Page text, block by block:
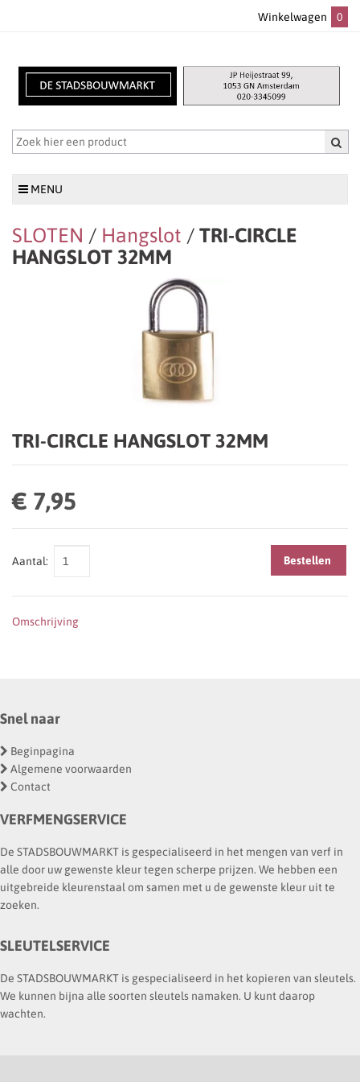
Winkelwagen 0
MENU
SLOTEN / Hangslot / TRI-CIRCLE
HANGSLOT 32MM
TRI-CIRCLE HANGSLOT 32MM
€ 7,95
Aantal: Bestellen
Omschrijving
Snel naar
Beginpagina
Algemene voorwaarden
Contact
VERFMENGSERVICE
De STADSBOUWMARKT is gespecialiseerd in het mengen van verf in
alle door uw gewenste kleur tegen scherpe prijzen. We hebben een
uitgebreide kleurenstaal om samen met u de gewenste kleur uit te
zoeken.
SLEUTELSERVICE
De STADSBOUWMARKT is gespecialiseerd in het kopieren van sleutels.
We kunnen bijna alle soorten sleutels namaken. U kunt daarop
wachten.